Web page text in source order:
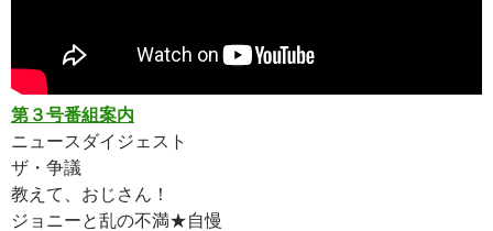
第３号番組案内
ニュースダイジェスト
ザ・争議
教えて、おじさん！
ジョニーと乱の不満★自慢